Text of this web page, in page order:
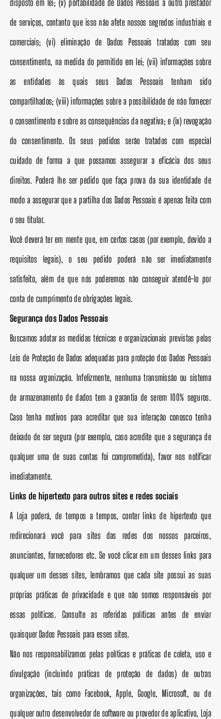
disposto em lei; (v) portabilidade de Dados Pessoais a outro prestador
de serviços, contanto que isso não afete nossos segredos industriais e
comerciais; (vi) eliminação de Dados Pessoais tratados com seu
consentimento, na medida do permitido em lei; (vii) informações sobre
as entidades às quais seus Dados Pessoais tenham sido
compartilhados; (viii) informações sobre a possibilidade de não fornecer
o consentimento e sobre as consequências da negativa; e (ix) revogação
do consentimento. Os seus pedidos serão tratados com especial
cuidado de forma a que possamos assegurar a eficácia dos seus
direitos. Poderá lhe ser pedido que faça prova da sua identidade de
modo a assegurar que a partilha dos Dados Pessoais é apenas feita com
o seu titular.
Você deverá ter em mente que, em certos casos (por exemplo, devido a
requisitos legais), o seu pedido poderá não ser imediatamente
satisfeito, além de que nós poderemos não conseguir atendê-lo por
conta de cumprimento de obrigações legais.
Segurança dos Dados Pessoais
Buscamos adotar as medidas técnicas e organizacionais previstas pelas
Leis de Proteção de Dados adequadas para proteção dos Dados Pessoais
na nossa organização. Infelizmente, nenhuma transmissão ou sistema
de armazenamento de dados tem a garantia de serem 100% seguros.
Caso tenha motivos para acreditar que sua interação conosco tenha
deixado de ser segura (por exemplo, caso acredite que a segurança de
qualquer uma de suas contas foi comprometida), favor nos notificar
imediatamente.
Links de hipertexto para outros sites e redes sociais
A Loja poderá, de tempos a tempos, conter links de hipertexto que
redirecionará você para sites das redes dos nossos parceiros,
anunciantes, fornecedores etc. Se você clicar em um desses links para
qualquer um desses sites, lembramos que cada site possui as suas
próprias práticas de privacidade e que não somos responsáveis por
essas políticas. Consulte as referidas políticas antes de enviar
quaisquer Dados Pessoais para esses sites.
Não nos responsabilizamos pelas políticas e práticas de coleta, uso e
divulgação (incluindo práticas de proteção de dados) de outras
organizações, tais como Facebook, Apple, Google, Microsoft, ou de
qualquer outro desenvolvedor de software ou provedor de aplicativo, Loja